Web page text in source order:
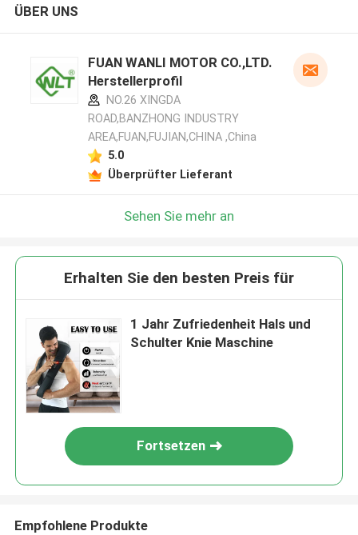
ÜBER UNS
FUAN WANLI MOTOR CO.,LTD.
Herstellerprofil
NO.26 XINGDA
ROAD,BANZHONG INDUSTRY
AREA,FUAN,FUJIAN,CHINA ,China
5.0
Überprüfter Lieferant
Sehen Sie mehr an
Erhalten Sie den besten Preis für
1 Jahr Zufriedenheit Hals und
Schulter Knie Maschine
Fortsetzen
Empfohlene Produkte